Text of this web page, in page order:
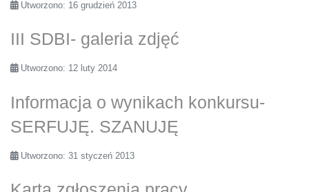
Utworzono: 16 grudzień 2013
III SDBI- galeria zdjęć
Utworzono: 12 luty 2014
Informacja o wynikach konkursu-
SERFUJĘ. SZANUJĘ
Utworzono: 31 styczeń 2013